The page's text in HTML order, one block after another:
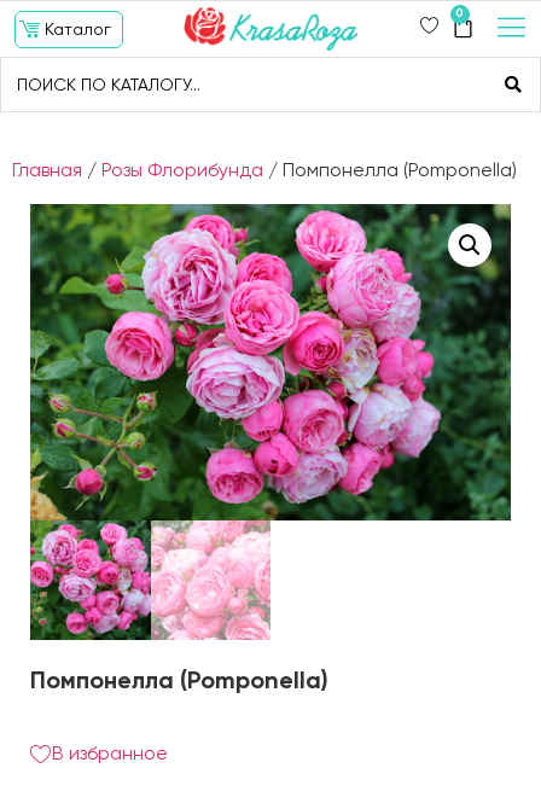
Каталог
0
Главная / Розы Флорибунда / Помпонелла (Pomponella)
Помпонелла (Pomponella)
В избранное